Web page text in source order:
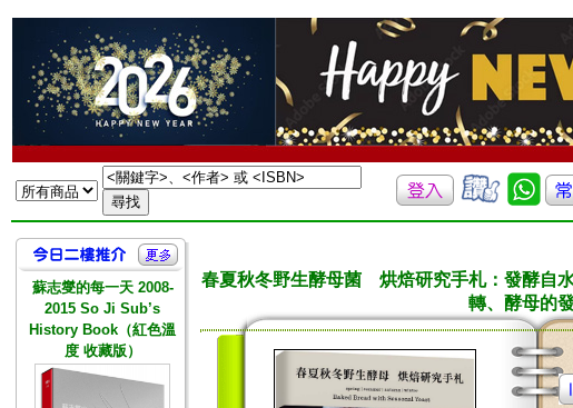
蘇志燮的每一天 2008-
2015 So Ji Sub’s
History Book（紅色溫
度 收藏版）
春夏秋冬野生酵母菌 烘焙研究手札：發酵自
轉、酵母的